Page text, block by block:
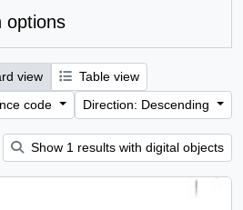
options
view
Table view
code
Direction: Descending
Show 1 results with digital objects